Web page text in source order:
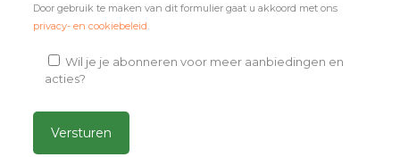
Door gebruik te maken van dit formulier gaat u akkoord met ons
privacy- en cookiebeleid
Wil je je abonneren voor meer aanbiedingen en
acties?